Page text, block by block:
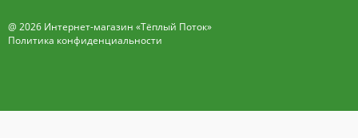
нержавеющая сталь
@ 2026 Интернет-магазин «Тёплый Поток»
Политика конфиденциальности